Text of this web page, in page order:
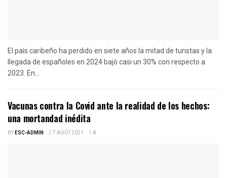
El país caribeño ha perdido en siete años la mitad de turistas y la
llegada de españoles en 2024 bajó casi un 30% con respecto a
2023. En...
Vacunas contra la Covid ante la realidad de los hechos:
una mortandad inédita
BYESC-ADMIN 7 AOÛT 2021 4